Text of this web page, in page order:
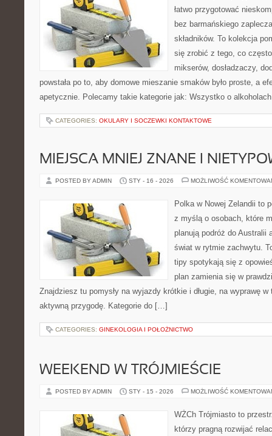
łatwo przygotować
bez barmańskiego
składników. To kolekcja
się zrobić z tego, co
mikserów, dosładzaczy,
powstała po to, aby domowe mieszanie smaków było proste, a
apetycznie. Polecamy takie kategorie jak: Wszystko o
CATEGORIES: OKULARY I SOCZEWKI KONTAKTOWE
MIEJSCA MNIEJ ZNANE I
POSTED BY ADMIN STY - 16 - 2026 MOŻLIWOŚĆ
Polka w Nowej Zelandii to
z myślą o osobach, które
planują podróż do Australii
świat w rytmie zachwytu.
tipy spotykają się z
plan zamienia się w
Znajdziesz tu pomysły na wyjazdy krótkie i długie, na wyprawę
aktywną przygodę. Kategorie do […]
CATEGORIES: GINEKOLOGIA I POŁOŻNICTWO
WEEKEND W TRÓJMIEŚCIE
POSTED BY ADMIN STY - 15 - 2026 MOŻLIWOŚĆ
WŻCh Trójmiasto to
którzy pragną rozwijać